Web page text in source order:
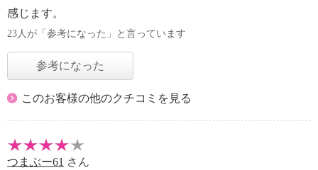
感じます。
23人が「参考になった」と言っています
参考になった
このお客様の他のクチコミを見る
つまぶー61 さん